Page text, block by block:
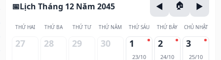
Lịch Tháng 12 Năm 2045
THỨ HAI THỨ BA THỨ TƯ THỨ NĂM THỨ SÁU THỨ BẢY CHỦ NHẬT
27 28 29 30 1
23/10
2
24/10
3
25/10